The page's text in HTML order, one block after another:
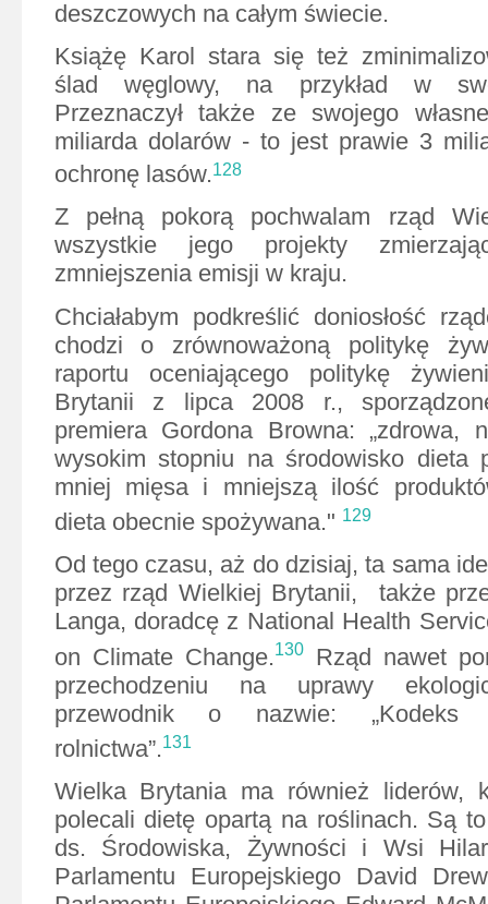
deszczowych na całym świecie.
Książę Karol stara się też
ślad węglowy, na przykład w
Przeznaczył także ze swojego
miliarda dolarów - to jest prawie 3
ochronę lasów.128
Z pełną pokorą pochwalam rząd
wszystkie jego projekty
zmniejszenia emisji w kraju.
Chciałabym podkreślić doniosłość
chodzi o zrównoważoną politykę
raportu oceniającego politykę
Brytanii z lipca 2008 r.,
premiera Gordona Browna: „zdrowa,
wysokim stopniu na środowisko dieta
mniej mięsa i mniejszą ilość
dieta obecnie spożywana." 129
Od tego czasu, aż do dzisiaj, ta sama
przez rząd Wielkiej Brytanii, także
Langa, doradcę z National Health
on Climate Change.130Rząd nawet
przechodzeniu na uprawy
przewodnik o nazwie: „Kodeks
rolnictwa”.131
Wielka Brytania ma również liderów,
polecali dietę opartą na roślinach. Są
ds. Środowiska, Żywności i Wsi
Parlamentu Europejskiego David